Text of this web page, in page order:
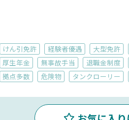
けん引免許 経験者優遇 大型免許
厚生年金
無事故手当 退職金制度
拠点多数
危険物 タンクローリー